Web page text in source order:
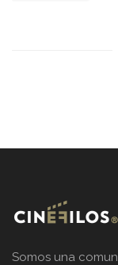
Somos una